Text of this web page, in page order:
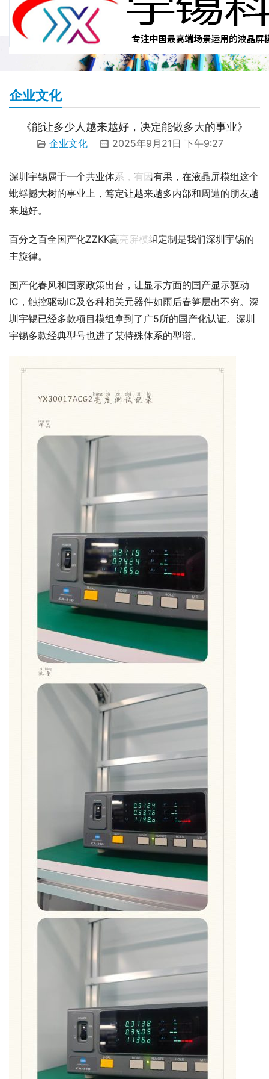
企业文化
《能让多少人越来越好，决定能做多大的事业》
企业文化 2025年9月21日 下午9:27
深圳宇锡属于一个共业体系，有因有果，在液晶屏模组这个
蚍蜉撼大树的事业上，笃定让越来越多内部和周遭的朋友越
来越好。
百分之百全国产化ZZKK高亮屏模组定制是我们深圳宇锡的
主旋律。
国产化春风和国家政策出台，让显示方面的国产显示驱动
IC，触控驱动IC及各种相关元器件如雨后春笋层出不穷。深
圳宇锡已经多款项目模组拿到了广5所的国产化认证。深圳
宇锡多款经典型号也进了某特殊体系的型谱。